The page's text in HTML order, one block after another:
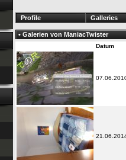
Profile Galleries
• Galerien von ManiacTwister
Datum